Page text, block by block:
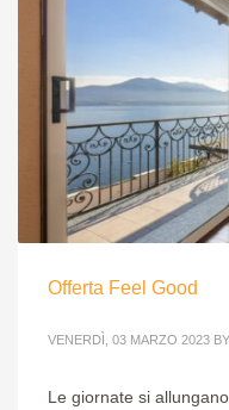
Offerta Feel Good
VENERDÌ, 03 MARZO 2023 BY
Le giornate si